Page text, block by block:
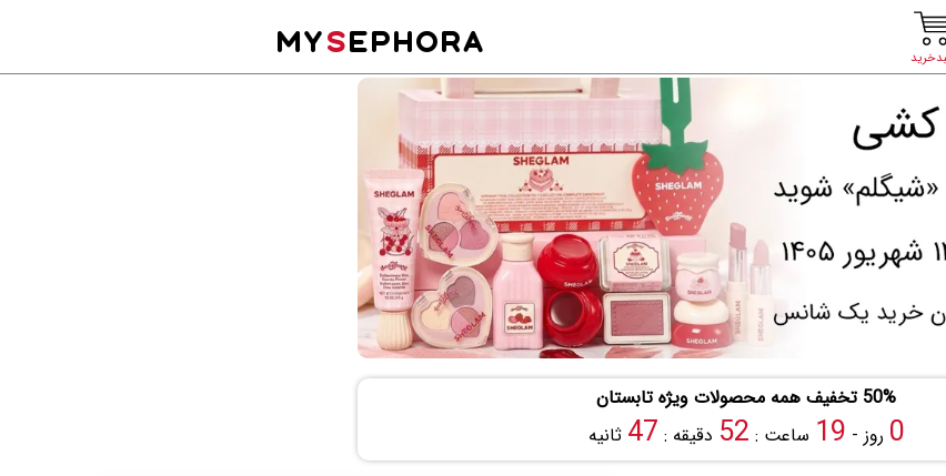
MYSEPHORA
50% تخفیف همه محصولات ویژه تابستان
0 روز - 19 ساعت : 52 دقیقه : 46 ثانیه